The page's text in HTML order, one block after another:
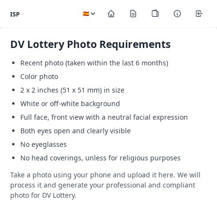
ISP
DV Lottery Photo Requirements
Recent photo (taken within the last 6 months)
Color photo
2 x 2 inches (51 x 51 mm) in size
White or off-white background
Full face, front view with a neutral facial expression
Both eyes open and clearly visible
No eyeglasses
No head coverings, unless for religious purposes
Take a photo using your phone and upload it here. We will
process it and generate your professional and compliant
photo for DV Lottery.